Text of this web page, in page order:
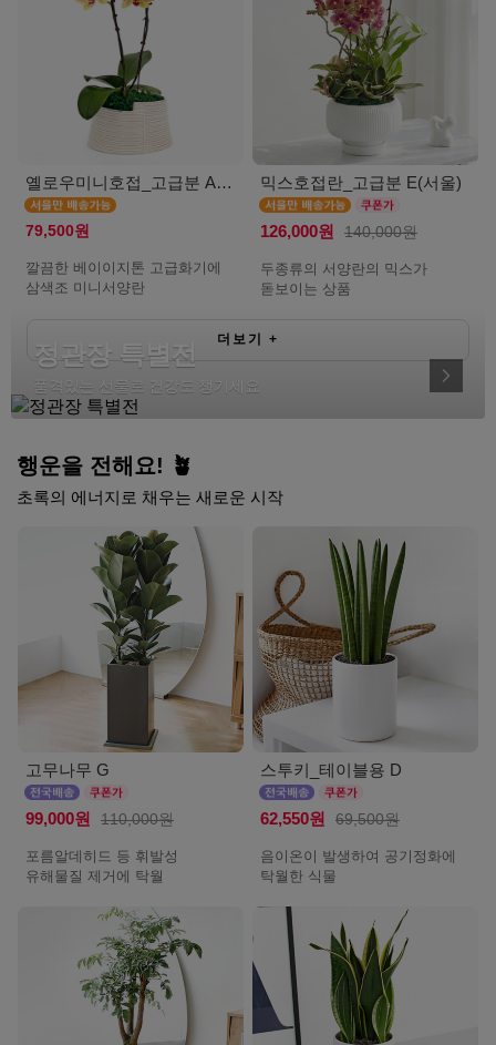
옐로우미니호접_고급분 A(서울)
79,500원
깔끔한 베이이지톤 고급화기에
삼색조 미니서양란
믹스호접란_고급분 E(서울)
126,000원 140,000원
두종류의 서양란의 믹스가
돋보이는 상품
더보기 +
정관장 특별전
품격있는 선물로 건강도 챙기세요
행운을 전해요! 🪴
초록의 에너지로 채우는 새로운 시작
고무나무 G
99,000원 110,000원
포름알데히드 등 휘발성
유해물질 제거에 탁월
스투키_테이블용 D
62,550원 69,500원
음이온이 발생하여 공기정화에
탁월한 식물